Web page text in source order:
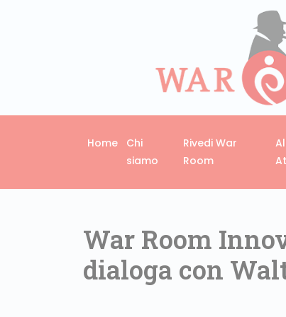
Home
Chi
siamo
Rivedi War
Room
War Room
dialoga con